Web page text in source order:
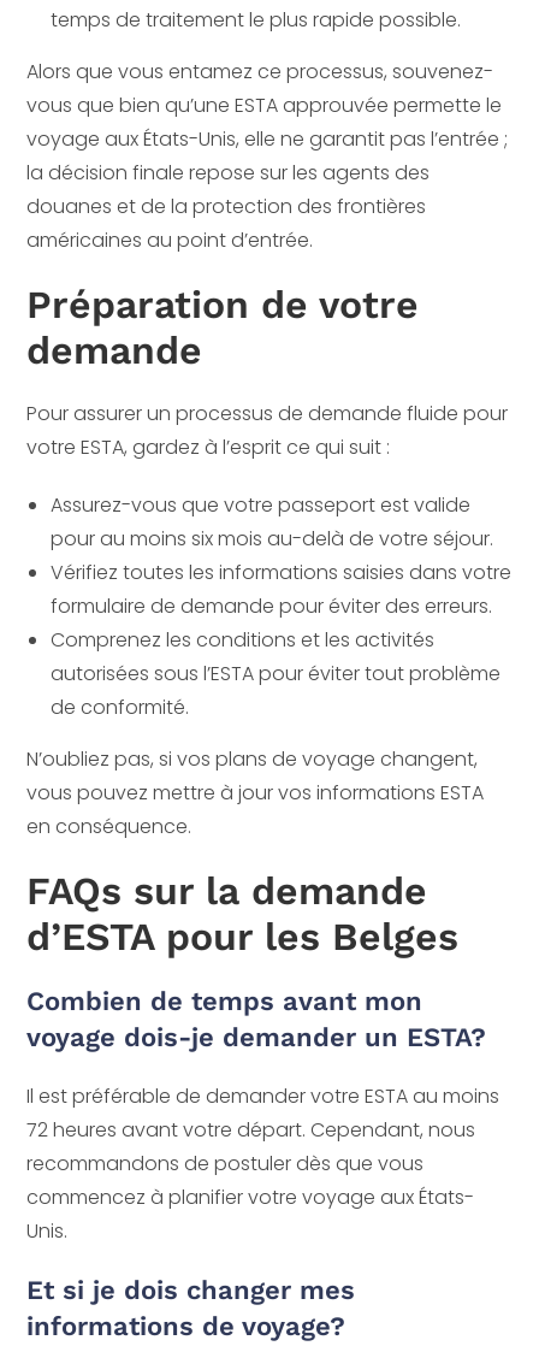
temps de traitement le plus rapide possible.
Alors que vous entamez ce processus, souvenez-
vous que bien qu’une ESTA approuvée permette le
voyage aux États-Unis, elle ne garantit pas l’entrée ;
la décision finale repose sur les agents des
douanes et de la protection des frontières
américaines au point d’entrée.
Préparation de votre
demande
Pour assurer un processus de demande fluide pour
votre ESTA, gardez à l’esprit ce qui suit :
Assurez-vous que votre passeport est valide
pour au moins six mois au-delà de votre séjour.
Vérifiez toutes les informations saisies dans votre
formulaire de demande pour éviter des erreurs.
Comprenez les conditions et les activités
autorisées sous l’ESTA pour éviter tout problème
de conformité.
N’oubliez pas, si vos plans de voyage changent,
vous pouvez mettre à jour vos informations ESTA
en conséquence.
FAQs sur la demande
d’ESTA pour les Belges
Combien de temps avant mon
voyage dois-je demander un ESTA?
Il est préférable de demander votre ESTA au moins
72 heures avant votre départ. Cependant, nous
recommandons de postuler dès que vous
commencez à planifier votre voyage aux États-
Unis.
Et si je dois changer mes
informations de voyage?